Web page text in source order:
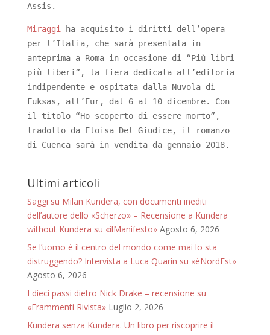
Assis.
Miraggi
ha acquisito i diritti dell’opera
per l’Italia, che sarà presentata in
anteprima a Roma in occasione di “Più libri
più liberi”, la fiera dedicata all’editoria
indipendente e ospitata dalla Nuvola di
Fuksas, all’Eur, dal 6 al 10 dicembre. Con
il titolo “Ho scoperto di essere morto”,
tradotto da Eloisa Del Giudice, il romanzo
di Cuenca sarà in vendita da gennaio 2018.
Ultimi articoli
Saggi su Milan Kundera, con documenti inediti
dell’autore dello «Scherzo» – Recensione a Kundera
without Kundera su «ilManifesto» Agosto 6, 2026
Se l’uomo è il centro del mondo come mai lo sta
distruggendo? Intervista a Luca Quarin su «èNordEst»
Agosto 6, 2026
I dieci passi dietro Nick Drake – recensione su
«Frammenti Rivista» Luglio 2, 2026
Kundera senza Kundera. Un libro per riscoprire il